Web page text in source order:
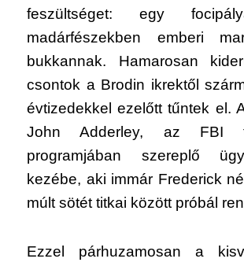
feszültséget: egy
madárfészekben emberi
bukkannak. Hamarosan
csontok a Brodin ikrektől
évtizedekkel ezelőtt tűntek el.
John Adderley, az FBI
programjában szereplő
kezébe, aki immár Frederick
múlt sötét titkai között próbál
Ezzel párhuzamosan a